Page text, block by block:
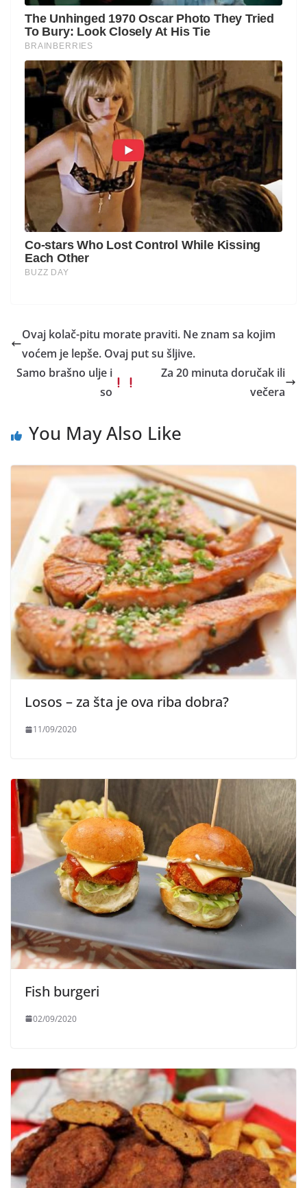
Ovaj kolač-pitu morate praviti. Ne znam sa kojim
voćem je lepše. Ovaj put su šljive.
Samo brašno ulje i
so
Za 20 minuta doručak ili
večera
You May Also Like
Losos – za šta je ova riba dobra?
11/09/2020
Fish burgeri
02/09/2020